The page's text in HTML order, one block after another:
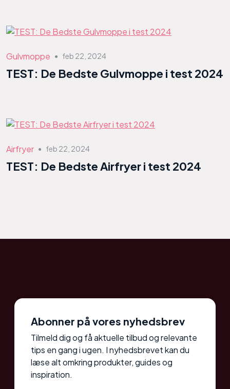
Gulvmoppe ● feb 22, 2024
TEST: De Bedste Gulvmoppe i test 2024
Airfryer ● feb 22, 2024
TEST: De Bedste Airfryer i test 2024
Abonner på vores nyhedsbrev
Tilmeld dig og få aktuelle tilbud og relevante
tips en gang i ugen. I nyhedsbrevet kan du
læse alt omkring produkter, guides og
inspiration.